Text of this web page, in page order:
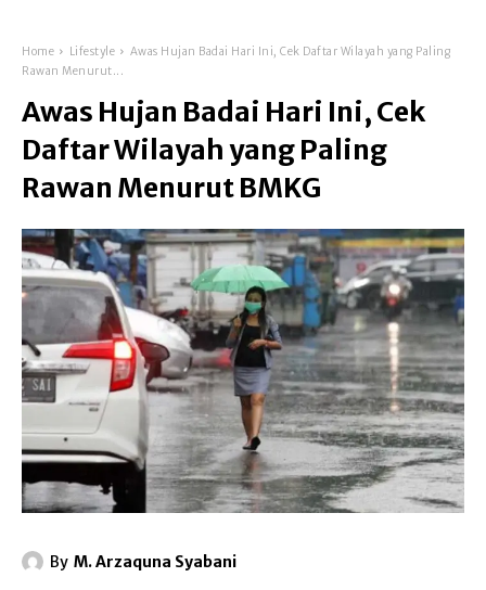
Home Lifestyle
Awas Hujan Badai Hari Ini, Cek Daftar Wilayah yang Paling
Rawan Menurut...
Awas Hujan Badai Hari Ini, Cek
Daftar Wilayah yang Paling
Rawan Menurut BMKG
By M. Arzaquna Syabani